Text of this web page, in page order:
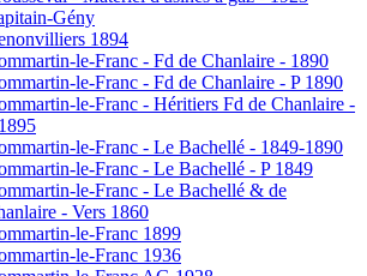
Gény
1894
le-Franc - Fd de Chanlaire - 1890
le-Franc - Fd de Chanlaire - P 1890
le-Franc - Héritiers Fd de Chanlaire -
le-Franc - Le Bachellé - 1849-1890
le-Franc - Le Bachellé - P 1849
le-Franc - Le Bachellé & de
- Vers 1860
le-Franc 1899
le-Franc 1936